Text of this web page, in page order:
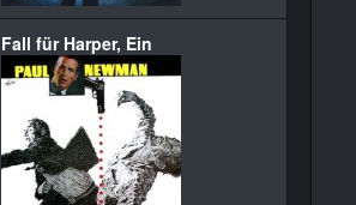
Fall für Harper, Ein